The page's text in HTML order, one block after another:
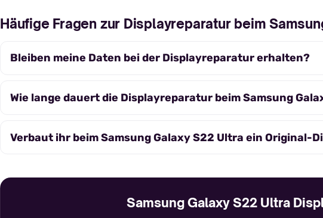
Häufige Fragen zur Displayreparatur beim
Bleiben meine Daten bei der Displayreparatur erhalten?
Wie lange dauert die Displayreparatur beim Samsung
Verbaut ihr beim Samsung Galaxy S22 Ultra ein Original-
Samsung Galaxy S22 Ultra